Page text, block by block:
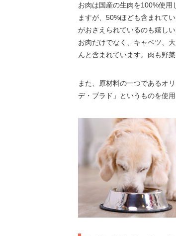
お肉は国産の生肉を100%使
ますが、50%ほども含まれて
がおさえられているのも嬉し
お肉だけでなく、キャベツ、
んと含まれています。肉も野
また、原材料の一つであるオ
デ・ブラド」というものを使